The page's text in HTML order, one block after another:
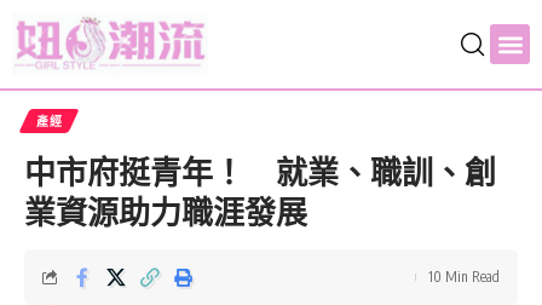
產經
中市府挺青年！ 就業、職訓、創
業資源助力職涯發展
10 Min Read